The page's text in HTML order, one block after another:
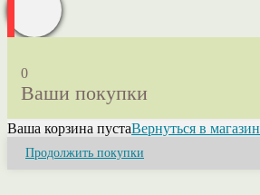
0
Ваши покупки
Ваша корзина пустаВернуться в магазин
Продолжить покупки